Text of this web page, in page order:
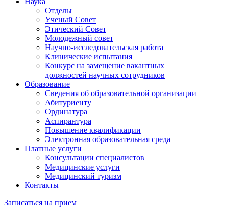
Отделы
Ученый Совет
Этический Совет
Молодежный совет
Научно-исследовательская работа
Клинические испытания
Конкурс на замещение вакантных
должностей научных сотрудников
Образование
Сведения об образовательной организации
Абитуриенту
Ординатура
Аспирантура
Повышение квалификации
Электронная образовательная среда
Платные услуги
Консультации специалистов
Медицинские услуги
Медицинский туризм
Контакты
Записаться на прием